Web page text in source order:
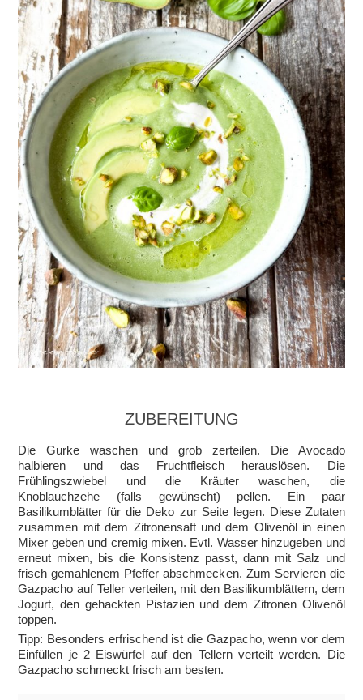
ZUBEREITUNG
Die Gurke waschen und grob zerteilen. Die Avocado
halbieren und das Fruchtfleisch herauslösen. Die
Frühlingszwiebel und die Kräuter waschen, die
Knoblauchzehe (falls gewünscht) pellen. Ein paar
Basilikumblätter für die Deko zur Seite legen. Diese Zutaten
zusammen mit dem Zitronensaft und dem Olivenöl in einen
Mixer geben und cremig mixen. Evtl. Wasser hinzugeben und
erneut mixen, bis die Konsistenz passt, dann mit Salz und
frisch gemahlenem Pfeffer abschmecken. Zum Servieren die
Gazpacho auf Teller verteilen, mit den Basilikumblättern, dem
Jogurt, den gehackten Pistazien und dem Zitronen Olivenöl
toppen.
Tipp: Besonders erfrischend ist die Gazpacho, wenn vor dem
Einfüllen je 2 Eiswürfel auf den Tellern verteilt werden. Die
Gazpacho schmeckt frisch am besten.